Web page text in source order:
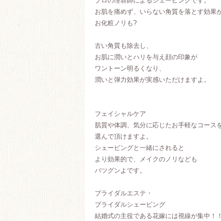
お肌を痛めず、いらない角質を落とす効果
お化粧ノリも?
古い角質も除去し、
お肌に潤いとハリを与え顔の印象が
ワントーン明るくなり、
潤いと弾力効果が実感いただけますよ。
フェイシャルケア
肌質や体調、気分に応じたお手軽なコース
選んで頂けますよ。
シェービングと一緒にされると
より効果的で、メイクのノリなども
バツグンよです。
ブライダルエステ・
ブライダルシェービング
結婚式の主役である花嫁には視線が集中！！